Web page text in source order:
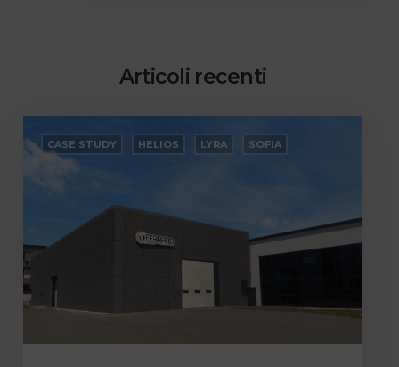
Articoli recenti
CASE STUDY HELIOS LYRA SOFIA
vent’anni
Lyra,